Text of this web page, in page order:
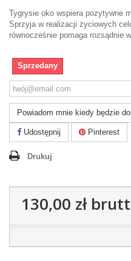
Tygrysie oko wspiera pozytywne
Sprzyja w realizacji życiowych
równocześnie pomaga rozsądnie
Sprzedany
Powiadom mnie kiedy będzie
Udostępnij Pinterest
Drukuj
130,00 zł